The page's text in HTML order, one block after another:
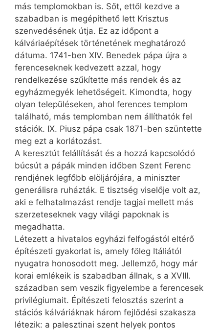
más templomokban is. Sőt, ettől kezdve a
szabadban is megépíthető lett Krisztus
szenvedésének útja. Ez az időpont a
kálváriaépítések történetének meghatározó
dátuma. 1741-ben XIV. Benedek pápa újra a
ferenceseknek kedvezett azzal, hogy
rendelkezése szűkítette más rendek és az
egyházmegyék lehetőségeit. Kimondta, hogy
olyan településeken, ahol ferences templom
található, más templomban nem állíthatók fel
stációk. IX. Piusz pápa csak 1871-ben szüntette
meg ezt a korlátozást.
A keresztút felállítását és a hozzá kapcsolódó
búcsút a pápák minden időben Szent Ferenc
rendjének legfőbb elöljárójára, a miniszter
generálisra ruházták. E tisztség viselője volt az,
aki e felhatalmazást rendje tagjai mellett más
szerzeteseknek vagy világi papoknak is
megadhatta.
Létezett a hivatalos egyházi felfogástól eltérő
építészeti gyakorlat is, amely főleg Itáliától
nyugatra honosodott meg. Jellemző, hogy már
korai emlékeik is szabadban állnak, s a XVIII.
században sem veszik figyelembe a ferencesek
privilégiumait. Építészeti felosztás szerint a
stációs kálváriáknak három fejlődési szakasza
létezik: a palesztinai szent helyek pontos